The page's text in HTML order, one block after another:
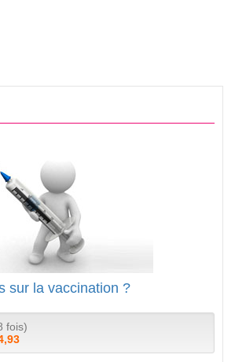
sur la vaccination ?
fois)